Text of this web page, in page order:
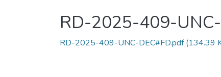
RD-2025-409-
RD-2025-409-UNC-DEC#FD.pdf(134.39